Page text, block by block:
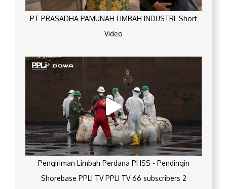
PT PRASADHA PAMUNAH LIMBAH INDUSTRI_Short
Video
Pengiriman Limbah Perdana PHSS - Pendingin
Shorebase PPLI TV PPLI TV 66 subscribers 2